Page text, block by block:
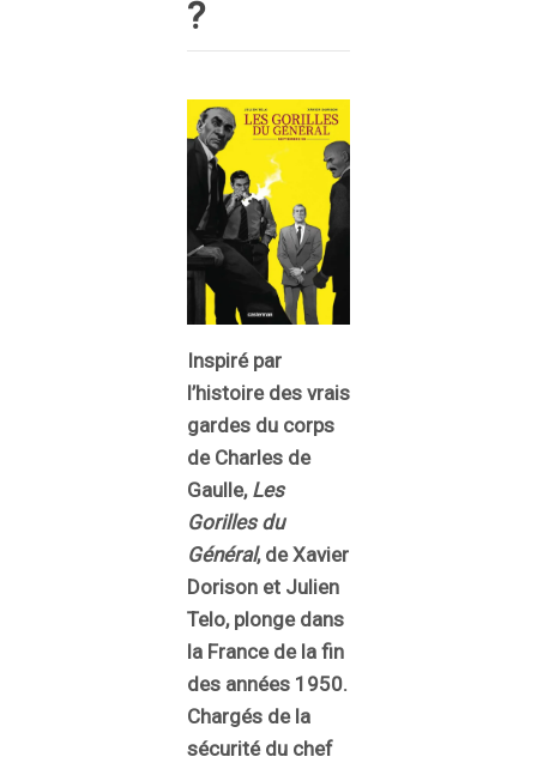
?
Inspiré par
l’histoire des vrais
gardes du corps
de Charles de
Gaulle, Les
Gorilles du
Général, de Xavier
Dorison et Julien
Telo, plonge dans
la France de la fin
des années 1950.
Chargés de la
sécurité du chef